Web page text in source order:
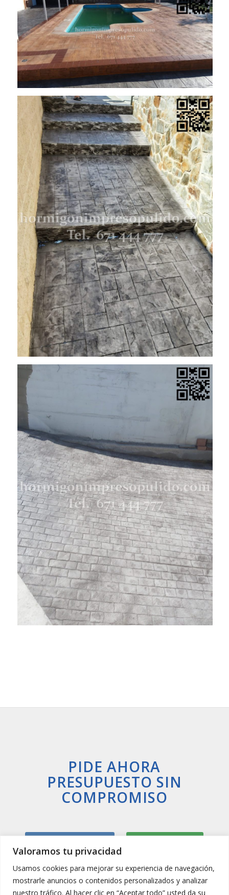
Valoramos tu privacidad
Usamos cookies para mejorar su experiencia de navegación,
mostrarle anuncios o contenidos personalizados y analizar
nuestro tráfico. Al hacer clic en “Aceptar todo” usted da su
PIDE AHORA
PRESUPUESTO SIN
COMPROMISO